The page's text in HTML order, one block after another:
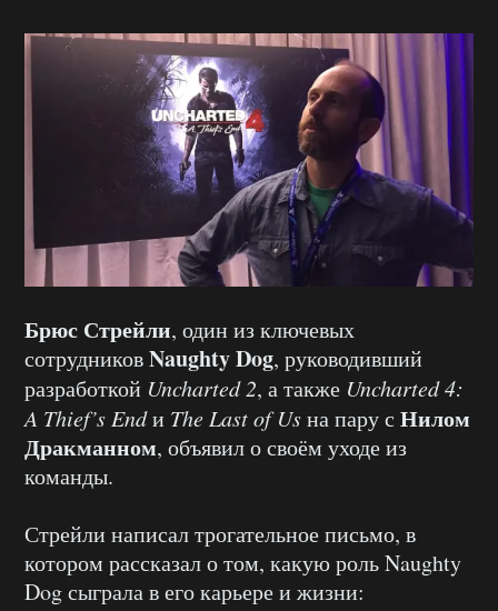
Брюс Стрейли, один из ключевых
сотрудниковNaughty Dog, руководивший
разработкой Uncharted 2, а также Uncharted 4:
A Thief’s Endи The Last of Usна пару с Нилом
Дракманном, объявил о своём уходе из
команды.
Стрейли написал трогательное письмо, в
котором рассказал о том, какую роль Naughty
Dog сыграла в его карьере и жизни: